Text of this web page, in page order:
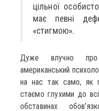
цільної
має певні
«стигмою».
Дуже влучно про
американський
на нас так само, як
стаємо глухими до
обставинах